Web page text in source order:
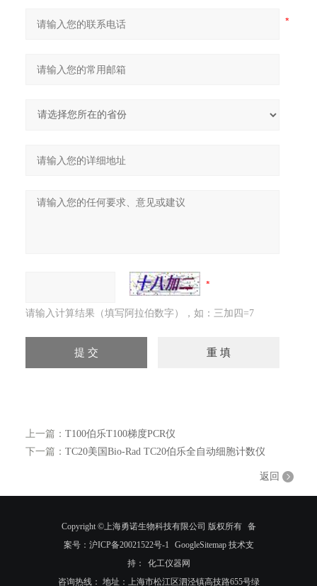
请输入计算结果（填写阿拉伯数字），如：三加四=7
上一篇： T100伯乐T100梯度PCR仪
下一篇： TC20美国Bio-Rad TC20伯乐全自动细胞计数仪
返回
Copyright ©上海勇诺生物科技有限公司 版权所有 备
案号：沪ICP备20021522号-1
GoogleSitemap技术支
持：
化工仪器网
咨询热线： 地址：上海市松江区泗泾镇高技路655号绿